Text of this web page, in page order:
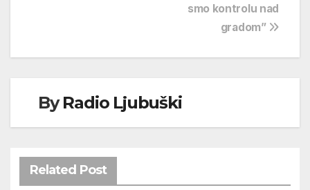
smo kontrolu nad
gradom”
ByRadio Ljubuški
Related Post